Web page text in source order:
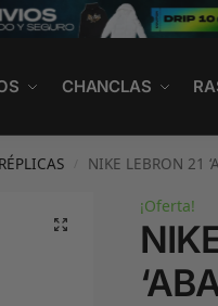
CHANCLAS
NIKE LEBRON 21
¡Oferta!